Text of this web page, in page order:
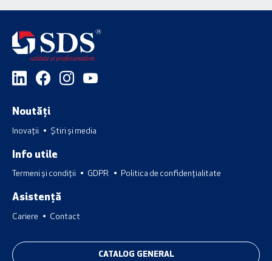
Noutăți
Inovații Știri și media
Info utile
Termeni și condiții GDPR Politica de confidențialitate
Asistență
Cariere Contact
CATALOG GENERAL